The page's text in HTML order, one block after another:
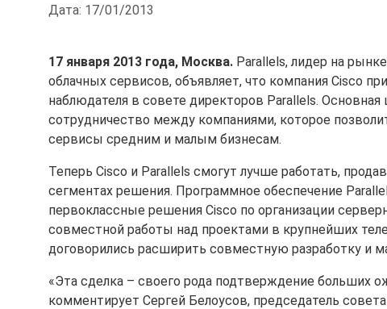
Дата: 17/01/2013
17 января 2013 года, Москва. Parallels, лидер на
облачных сервисов, объявляет, что компания Cisco
наблюдателя в совете директоров Parallels.
сотрудничество между компаниями, которое
сервисы средним и малым бизнесам.
Теперь Cisco и Parallels смогут лучше работать,
сегментах решения. Программное обеспечение
первоклассные решения Cisco по организации
совместной работы над проектами в крупнейших
договорились расширить совместную разработку и
«Эта сделка – своего рода подтверждение больших
комментирует Сергей Белоусов, председатель